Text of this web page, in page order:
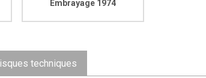
Embrayage 1974
techniques